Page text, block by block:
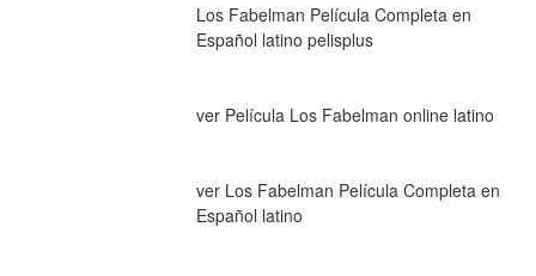
Los Fabelman Película Completa en
Español latino pelisplus
ver Película Los Fabelman online latino
ver Los Fabelman Película Completa en
Español latino